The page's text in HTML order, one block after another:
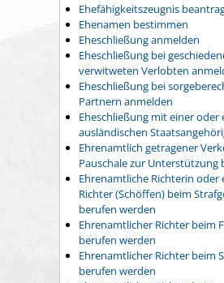
Ehefähigkeitszeugnis
Ehenamen bestimmen
Eheschließung anmelden
Eheschließung bei
verwitweten Verlobten
Eheschließung bei
Partnern anmelden
Eheschließung mit einer oder
ausländischen
Ehrenamtlich getragener
Pauschale zur Unterstützung
Ehrenamtliche Richterin
Richter (Schöffen) beim
berufen werden
Ehrenamtlicher Richter beim
berufen werden
Ehrenamtlicher Richter beim
berufen werden